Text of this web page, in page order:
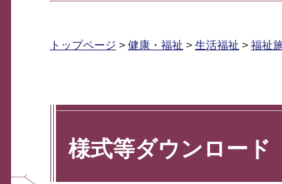
トップページ > 健康・福祉 > 生活福祉 > 福祉
様式等ダウンロード